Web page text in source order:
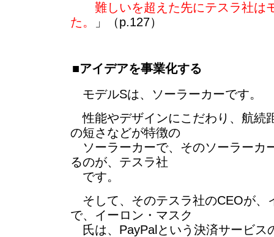
難しいを超えた先にテスラ社は
た。
」（p.127）
■アイデアを事業化する
モデルSは、ソーラーカーです。
性能やデザインにこだわり、航続
の短さなどが特徴の
ソーラーカーで、そのソーラーカ
るのが、テスラ社
です。
そして、そのテスラ社のCEOが、
で、イーロン・マスク
氏は、PayPalという決済サービス